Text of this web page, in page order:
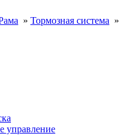
» Тормозная система »
управление